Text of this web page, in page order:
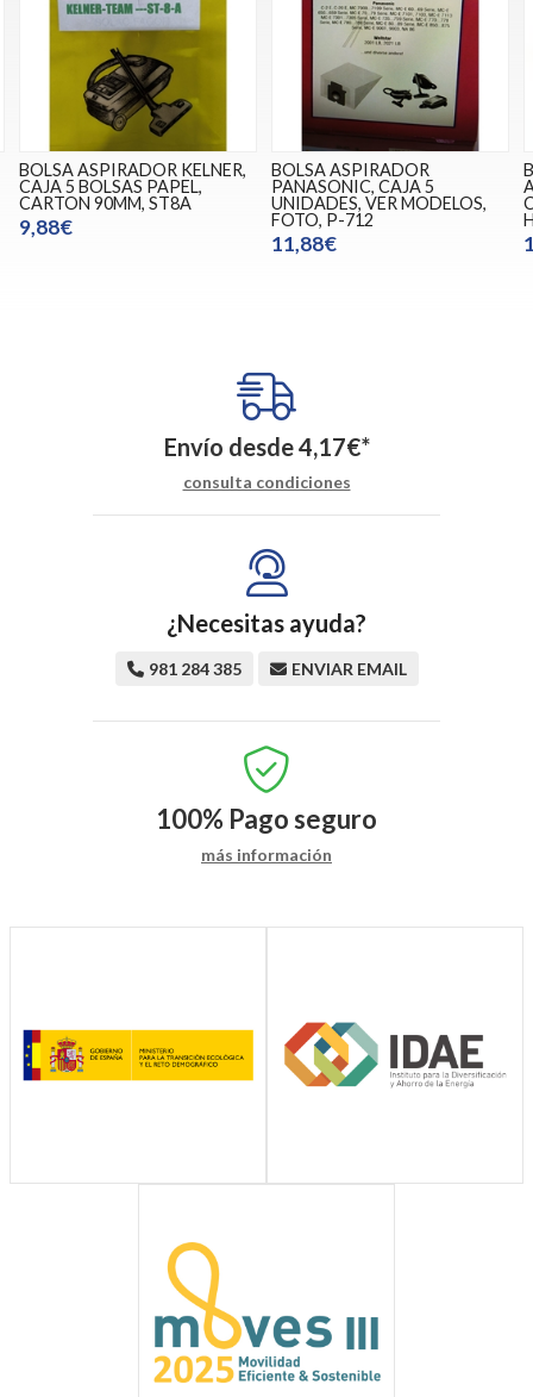
BOLSA ASPIRADOR KELNER,
CAJA 5 BOLSAS PAPEL,
CARTON 90MM, ST8A
9,88€
BOLSA ASPIRADOR
PANASONIC, CAJA 5
UNIDADES, VER MODELOS,
FOTO, P-712
11,88€
Envío desde4,17€*
consulta condiciones
¿Necesitas ayuda?
981 284 385 ENVIAR EMAIL
100% Pago seguro
más información